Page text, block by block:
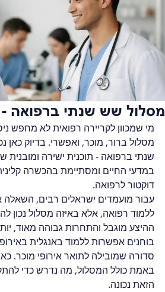
מסלול שש שנתי ברפואה
מי שמכוון לקריירה רפואית לא מחפש
מסלול ברור, מוכר, ואפשרי. בדיוק
שנתי ברפואה - תוכנית ישירה ומובנית
במדעי החיים ומסתיימת בהכשרה
דוקטור לרפואה.
עבור מועמדים ישראלים רבים, השאלה
ללמוד רפואה, אלא באיזה מסלול נכון
ההיצע מוגבל והתחרות גבוהה מאוד,
בוחנים אפשרות ללמוד באנגלית
סדורה שמובילה לתואר אירופי מוכר.
באמת כולל המסלול, מה נדרש כדי
הזאת נכונה.